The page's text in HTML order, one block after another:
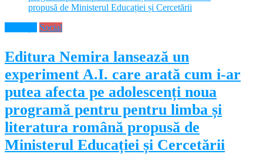
Social
Editura Nemira lansează un
experiment A.I. care arată cum i-ar
putea afecta pe adolescenți noua
programă pentru pentru limba și
literatura română propusă de
Ministerul Educației și Cercetării